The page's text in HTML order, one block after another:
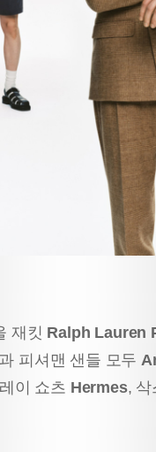
재킷 Ralph Lauren
피셔맨 샌들 모두
이 쇼츠 Hermes, 삭